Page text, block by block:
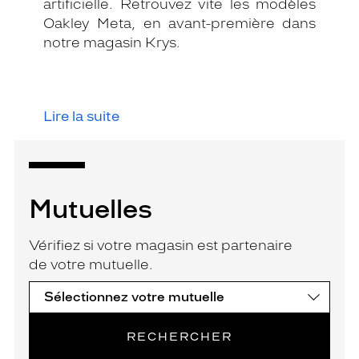
artificielle. Retrouvez vite les modèles
Oakley Meta, en avant-première dans
notre magasin Krys.
Lire la suite
Mutuelles
Vérifiez si votre magasin est partenaire
de votre mutuelle.
RECHERCHER